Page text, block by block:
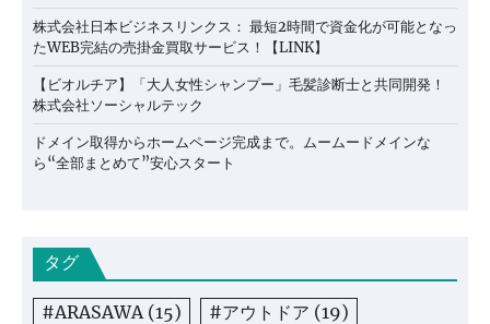
株式会社日本ビジネスリンクス： 最短2時間で資金化が可能となっ
たWEB完結の売掛金買取サービス！【LINK】
【ビオルチア】「大人女性シャンプー」毛髪診断士と共同開発！
株式会社ソーシャルテック
ドメイン取得からホームページ完成まで。ムームードメインな
ら“全部まとめて”安心スタート
タグ
#ARASAWA (15) #アウトドア (19)